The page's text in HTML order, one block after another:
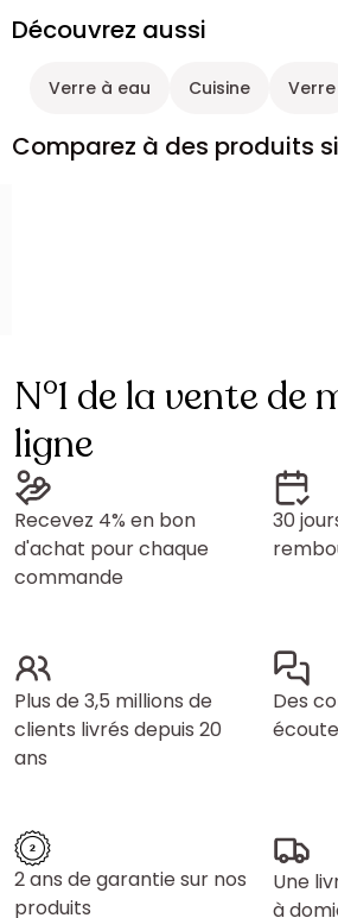
Découvrez aussi
Verre à eau Cuisine Verre
Comparez à des produits
N°1 de la vente de
ligne
Recevez 4% en bon
d'achat pour chaque
commande
30
Plus de 3,5 millions de
clients livrés depuis 20
ans
Des
2 ans de garantie sur nos
produits
Une
à